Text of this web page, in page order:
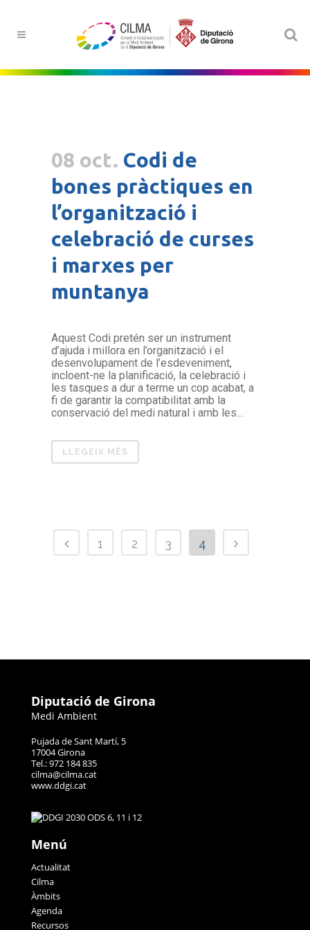
08 oct. Codi de
bones pràctiques en
l’organització i
celebració de curses
i marxes per
muntanya
Aquest Codi pretén ser un instrument
d’ajuda i millora en l’organització i el
desenvolupament de l’esdeveniment,
incloent-ne la planificació, la celebració i
les tasques a dur a terme un cop acabat, a
fi de garantir la compatibilitat amb la
conservació del medi natural i amb les...
LLEGEIX MÉS
1 2 3 4
Diputació de Girona
Medi Ambient
Pujada de Sant Martí, 5
17004 Girona
Tel.: 972 184 835
cilma@cilma.cat
www.ddgi.cat
Menú
Actualitat
Cilma
Àmbits
Agenda
Recursos